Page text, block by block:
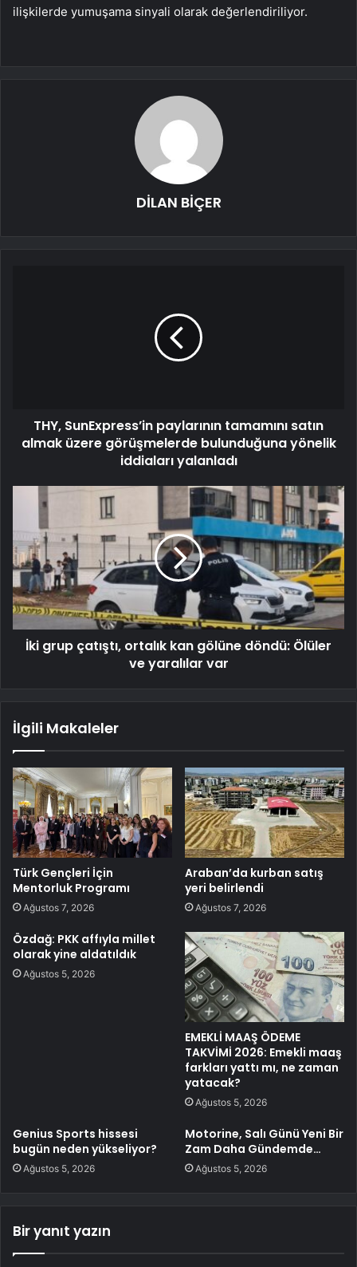
ilişkilerde yumuşama sinyali olarak değerlendiriliyor.
DİLAN BİÇER
THY, SunExpress’in paylarının tamamını satın
almak üzere görüşmelerde bulunduğuna yönelik
iddiaları yalanladı
İki grup çatıştı, ortalık kan gölüne döndü: Ölüler
ve yaralılar var
İlgili Makaleler
Türk Gençleri İçin
Mentorluk Programı
Ağustos 7, 2026
Araban’da kurban satış
yeri belirlendi
Ağustos 7, 2026
Özdağ: PKK affıyla millet
olarak yine aldatıldık
Ağustos 5, 2026
EMEKLİ MAAŞ ÖDEME
TAKVİMİ 2026: Emekli maaş
farkları yattı mı, ne zaman
yatacak?
Ağustos 5, 2026
Genius Sports hissesi
bugün neden yükseliyor?
Ağustos 5, 2026
Motorine, Salı Günü Yeni Bir
Zam Daha Gündemde…
Ağustos 5, 2026
Bir yanıt yazın